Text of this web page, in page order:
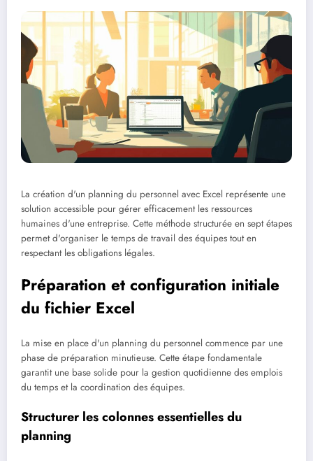
La création d'un planning du personnel avec Excel représente une
solution accessible pour gérer efficacement les ressources
humaines d'une entreprise. Cette méthode structurée en sept étapes
permet d'organiser le temps de travail des équipes tout en
respectant les obligations légales.
Préparation et configuration initiale
du fichier Excel
La mise en place d'un planning du personnel commence par une
phase de préparation minutieuse. Cette étape fondamentale
garantit une base solide pour la gestion quotidienne des emplois
du temps et la coordination des équipes.
Structurer les colonnes essentielles du
planning